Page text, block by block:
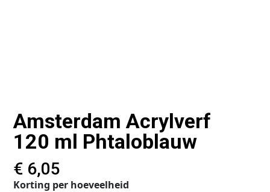
Amsterdam Acrylverf
120 ml Phtaloblauw
€ 6,05
Korting per hoeveelheid